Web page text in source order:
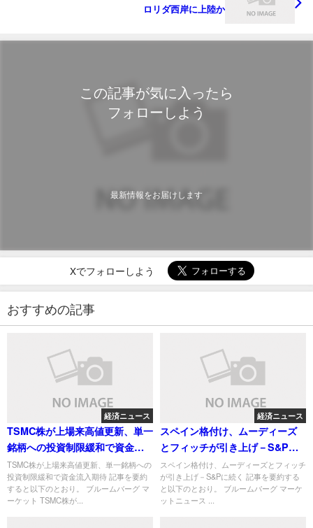
ロリダ西岸に上陸か
この記事が気に入ったら
フォローしよう
最新情報をお届けします
Xでフォローしよう
おすすめの記事
経済ニュース
TSMC株が上場来高値更新、単一
銘柄への投資制限緩和で資金流
入期待
TSMC株が上場来高値更新、単一銘柄への
投資制限緩和で資金流入期待 記事を要約
すると以下のとおり。 ブルームバーグ マ
ーケット TSMC株が...
経済ニュース
スペイン格付け、ムーディーズ
とフィッチが引き上げ－S&Pに
続く
スペイン格付け、ムーディーズとフィッチ
が引き上げ－S&Pに続く 記事を要約する
と以下のとおり。 ブルームバーグ マーケ
ットニュース ...